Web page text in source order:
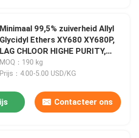
Minimaal 99,5% zuiverheid Allyl
Glycidyl Ethers XY680 XY680P,
LAG CHLOOR HIGHE PURITY,
CAS 106-92-3,
CH2=CHCH2OCH2 CHCH2 O MF,
EN Koppelingsmiddel
MOQ：190 kg
Prijs：4.00-5.00 USD/KG
Contacteer ons